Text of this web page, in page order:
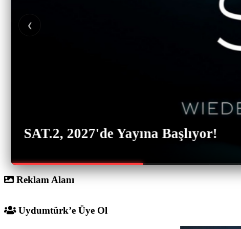
❮
SAT.2, 2027'de Yayına Başlıyor!
Reklam Alanı
Uydumtürk’e Üye Ol